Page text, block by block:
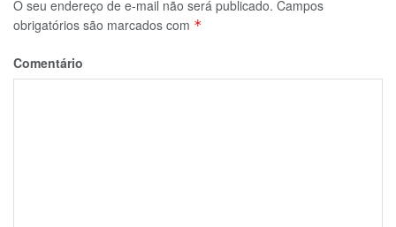
O seu endereço de e-mail não será publicado. Campos
obrigatórios são marcados com *
Comentário